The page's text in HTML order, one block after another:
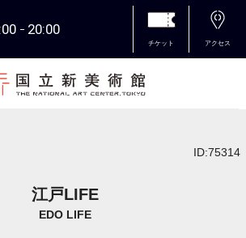
20:00
チケット アクセス
ID:75314
江戸LIFE
EDO LIFE